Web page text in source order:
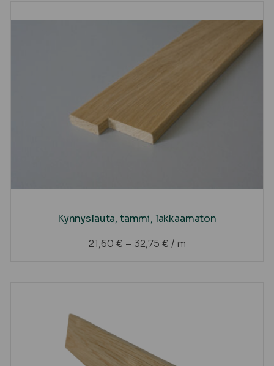
Kynnyslauta, tammi, lakkaamaton
21,60 € – 32,75 € / m